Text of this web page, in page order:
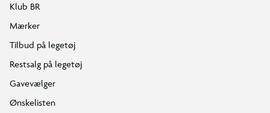
Klub BR
Mærker
Tilbud på legetøj
Restsalg på legetøj
Gavevælger
Ønskelisten